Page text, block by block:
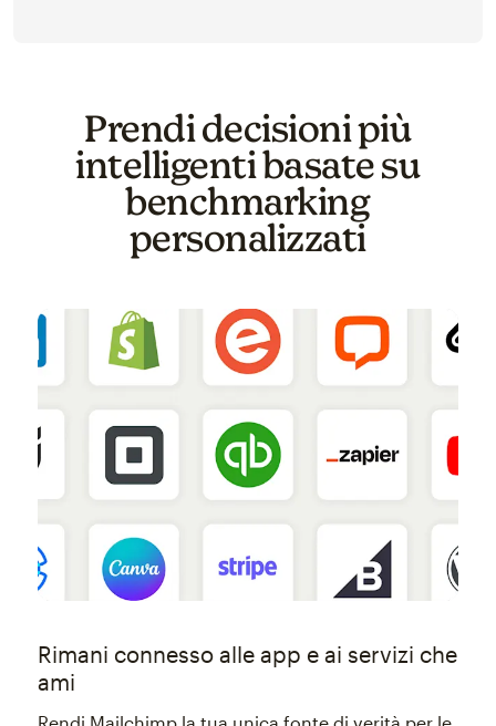
Prendi decisioni più
intelligenti basate su
benchmarking
personalizzati
Rimani connesso alle app e ai servizi che
ami